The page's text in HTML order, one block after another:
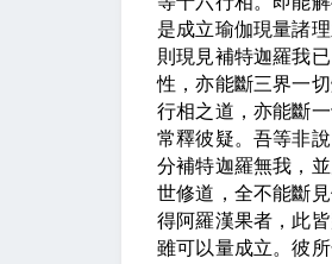
是成立瑜伽現量諸
則現見補特迦羅我
性，亦能斷三界一
行相之道，亦能斷一
常釋彼疑。吾等非
分補特迦羅無我，
世修道，全不能斷
得阿羅漢果者，此
雖可以量成立。彼